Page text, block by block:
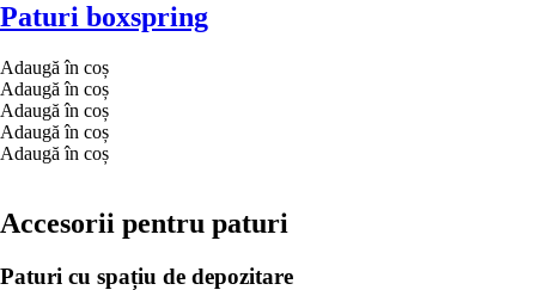
Paturi boxspring
Adaugă în coș
Adaugă în coș
Adaugă în coș
Adaugă în coș
Adaugă în coș
Accesorii pentru paturi
Paturi cu spațiu de depozitare